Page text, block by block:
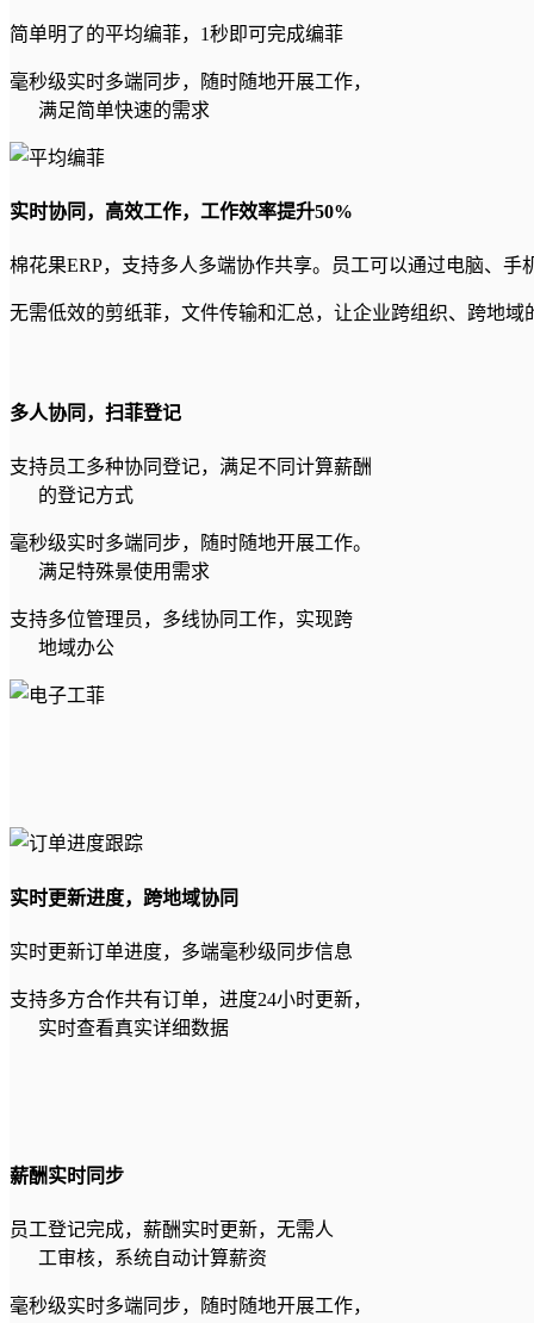
简单明了的平均编菲，1秒即可完成编菲
毫秒级实时多端同步，随时随地开展工作，
满足简单快速的需求
实时协同，高效工作，工作效率提升50%
棉花果ERP，支持多人多端协作共享。员工可以通过电脑、
无需低效的剪纸菲，文件传输和汇总，让企业跨组织、跨地域
多人协同，扫菲登记
支持员工多种协同登记，满足不同计算薪酬
的登记方式
毫秒级实时多端同步，随时随地开展工作。
满足特殊景使用需求
支持多位管理员，多线协同工作，实现跨
地域办公
实时更新进度，跨地域协同
实时更新订单进度，多端毫秒级同步信息
支持多方合作共有订单，进度24小时更新，
实时查看真实详细数据
薪酬实时同步
员工登记完成，薪酬实时更新，无需人
工审核，系统自动计算薪资
毫秒级实时多端同步，随时随地开展工作，